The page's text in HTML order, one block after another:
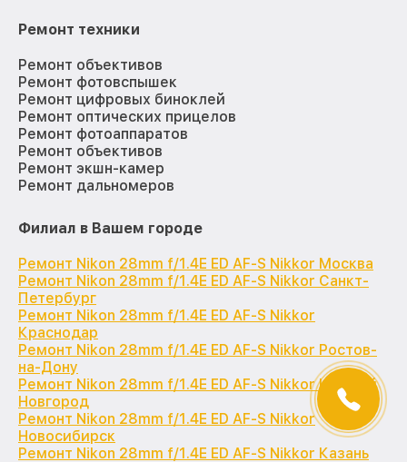
Ремонт техники
Ремонт объективов
Ремонт фотовспышек
Ремонт цифровых биноклей
Ремонт оптических прицелов
Ремонт фотоаппаратов
Ремонт объективов
Ремонт экшн-камер
Ремонт дальномеров
Филиал в Вашем городе
Ремонт Nikon 28mm f/1.4E ED AF-S Nikkor Москва
Ремонт Nikon 28mm f/1.4E ED AF-S Nikkor Санкт-
Петербург
Ремонт Nikon 28mm f/1.4E ED AF-S Nikkor
Краснодар
Ремонт Nikon 28mm f/1.4E ED AF-S Nikkor Ростов-
на-Дону
Ремонт Nikon 28mm f/1.4E ED AF-S Nikkor Нижний
Новгород
Ремонт Nikon 28mm f/1.4E ED AF-S Nikkor
Новосибирск
Ремонт Nikon 28mm f/1.4E ED AF-S Nikkor Казань